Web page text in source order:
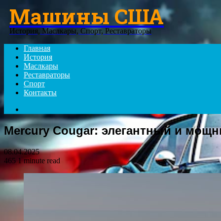
Menu
Машины США
История, Маслкары, Спорт, Реставраторы
Главная
История
Маслкары
Реставраторы
Спорт
Контакты
for
Mercury Cougar: элегантный и
08.04.2025
4651 minute read